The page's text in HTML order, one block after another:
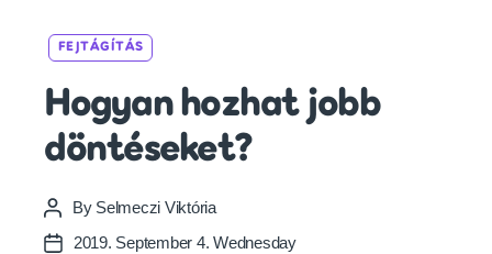
FEJTÁGÍTÁS
Hogyan hozhat jobb
döntéseket?
Post
author
By Selmeczi Viktória
Post2019. September 4. Wednesday